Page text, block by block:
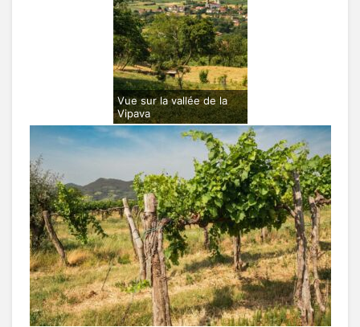
Vue sur la vallée de la
Vipava